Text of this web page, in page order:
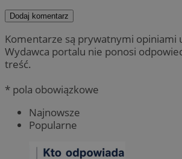
Dodaj komentarz
Komentarze są prywatnymi opiniami
Wydawca portalu nie ponosi
treść.
* pola obowiązkowe
Najnowsze
Popularne